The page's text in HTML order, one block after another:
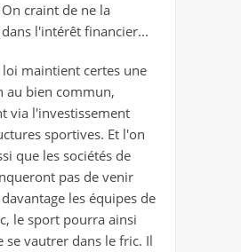
craint de ne la
l'intérêt financier...
maintient certes une
au bien commun,
via l'investissement
sportives. Et l'on
que les sociétés de
pas de venir
les équipes de
le sport pourra ainsi
se vautrer dans le fric. Il